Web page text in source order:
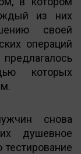
из них
своей
операций
которых
снова
душевное